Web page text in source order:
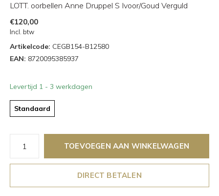
LOTT. oorbellen Anne Druppel S Ivoor/Goud Verguld
€120,00
Incl. btw
Artikelcode: CEGB154-B12580
EAN: 8720095385937
Levertijd 1 - 3 werkdagen
Standaard
TOEVOEGEN AAN WINKELWAGEN
DIRECT BETALEN